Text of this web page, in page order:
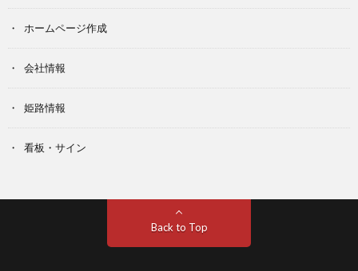
ホームページ作成
会社情報
姫路情報
看板・サイン
Back to Top